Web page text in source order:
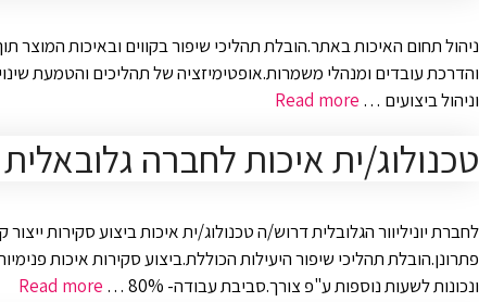
ניהול תחום האיכות באתר.הובלת תהליכי שיפור בקווים ובאיכות המוצר
והדרכת עובדים ומנהלי משמרות.אופטימיזציה של תהליכים והטמעת
וניהול ביצועים … Read more
טכנולוג/ית איכות לחברה גלובאלית
ונכונות לשעות נוספות ע"פ צורך.סביבת עבודה- 80% …
Read more